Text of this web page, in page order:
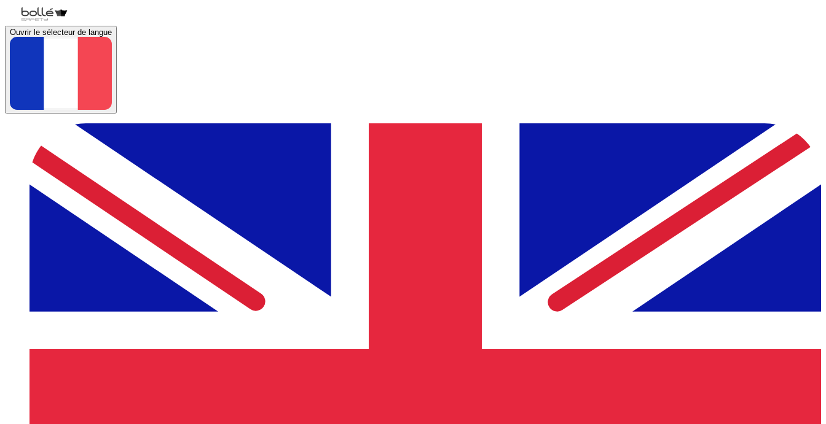
Ouvrir le sélecteur de langue